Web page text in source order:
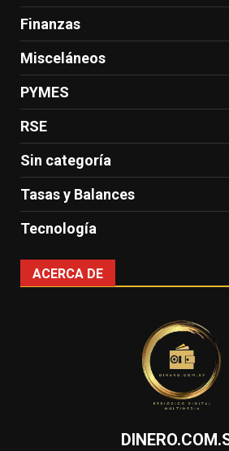
Finanzas
Misceláneos
PYMES
RSE
Sin categoría
Tasas y Balances
Tecnología
ACERCA DE